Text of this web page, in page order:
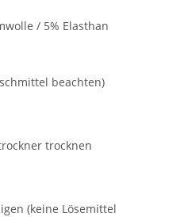
/ 5% Elasthan
beachten)
trocknen
(keine Lösemittel